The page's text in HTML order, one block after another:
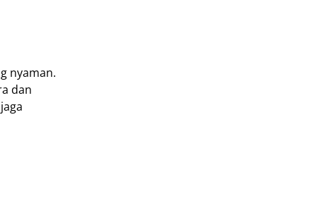
nyaman.
dan